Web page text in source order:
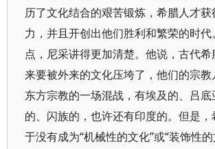
历了文化结合的艰苦锻炼，希腊人才
力，并且开创出他们胜利和繁荣的时代
点，尼采讲得更加清楚。他说，古代
来要被外来的文化压垮了，他们的宗
东方宗教的一场混战，有埃及的、吕
的、闪族的，也许还有印度的。但是
于没有成为“机械性的文化”或“装饰性